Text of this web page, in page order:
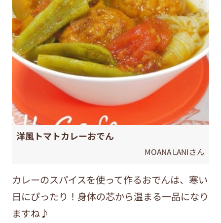
洋風トマトカレーおでん
MOANA LANIさん
カレーのスパイスを使って作るおでんは、寒い
日にぴったり！身体の芯から温まる一品になり
ますね♪